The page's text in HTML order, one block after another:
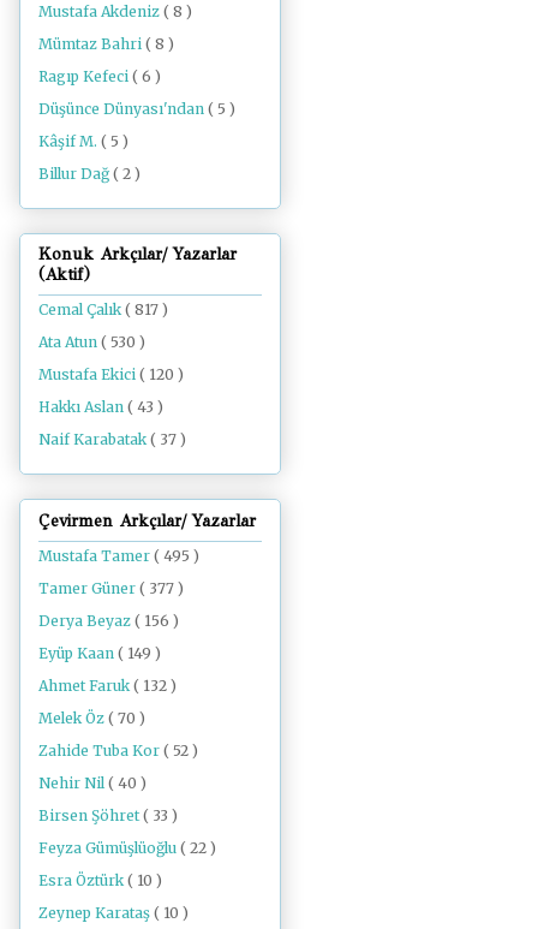
Mustafa Akdeniz ( 8 )
Mümtaz Bahri ( 8 )
Ragıp Kefeci ( 6 )
Düşünce Dünyası'ndan ( 5 )
Kâşif M. ( 5 )
Billur Dağ ( 2 )
Konuk Arkçılar/ Yazarlar
(Aktif)
Cemal Çalık( 817 )
Ata Atun ( 530 )
Mustafa Ekici ( 120 )
Hakkı Aslan ( 43 )
Naif Karabatak( 37 )
Çevirmen Arkçılar/ Yazarlar
Mustafa Tamer ( 495 )
Tamer Güner ( 377 )
Derya Beyaz ( 156 )
Eyüp Kaan ( 149 )
Ahmet Faruk ( 132 )
Melek Öz ( 70 )
Zahide Tuba Kor ( 52 )
Nehir Nil ( 40 )
Birsen Şöhret ( 33 )
Feyza Gümüşlüoğlu ( 22 )
Esra Öztürk ( 10 )
Zeynep Karataş ( 10 )